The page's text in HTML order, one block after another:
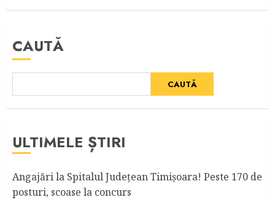
CAUTĂ
CAUTĂ
ULTIMELE ȘTIRI
Angajări la Spitalul Judeţean Timişoara! Peste 170 de
posturi, scoase la concurs